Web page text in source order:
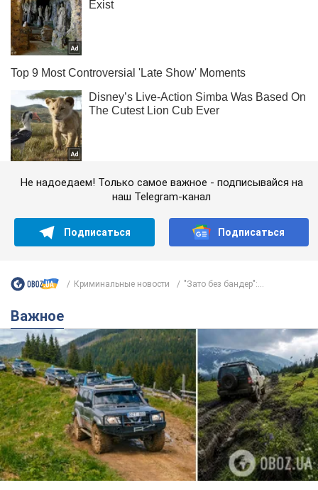
Не надоедаем! Только самое важное - подписывайся на
наш Telegram-канал
Подписаться Подписаться
Криминальные новости "Зато без бандер":...
Важное